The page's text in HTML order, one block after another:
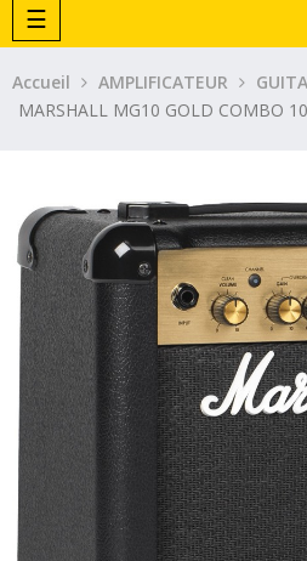
Basculer
la
navigation
☰
Accueil AMPLIFICATEUR
MARSHALL MG10 GOLD COMBO